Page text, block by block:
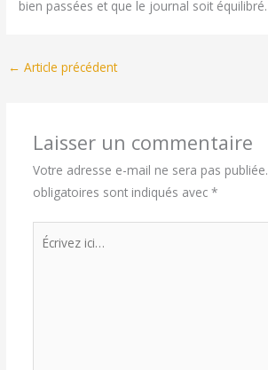
bien passées et que le journal soit équilibré.
← Article précédent
Laisser un commentaire
Votre adresse e-mail ne sera pas publiée.
obligatoires sont indiqués avec *
Écrivez